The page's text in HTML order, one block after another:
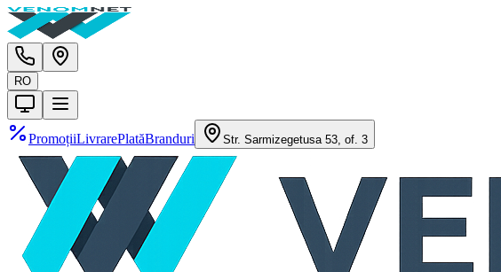
RO
PromoțiiLivrarePlatăBranduri Str. Sarmizegetusa 53, of. 3